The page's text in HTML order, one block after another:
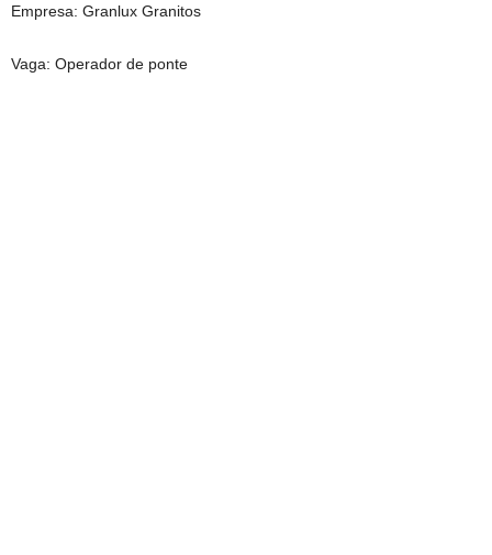
Empresa: Granlux Granitos
Vaga: Operador de ponte